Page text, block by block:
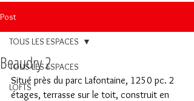
Post
TOUS LES ESPACES
LOFTS
TOUS LES ESPACES
Beaudry 2
Situé près du parc Lafontaine, 1250 pc. 2
étages, terrasse sur le toit, construit en